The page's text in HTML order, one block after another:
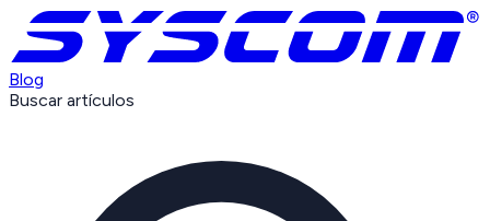
Blog
Buscar artículos